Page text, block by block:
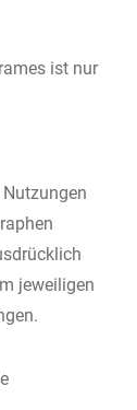
ist nur
jeweiligen